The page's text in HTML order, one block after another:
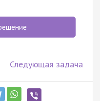
Следующая задача